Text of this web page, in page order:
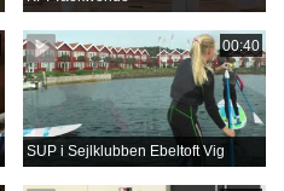
00:40
SUP i Sejlklubben Ebeltoft Vig